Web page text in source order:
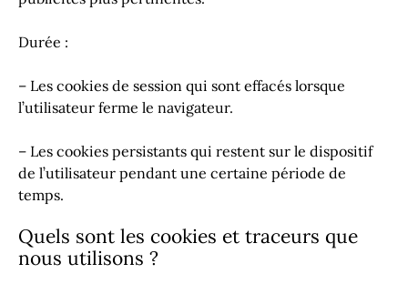
Durée :
– Les cookies de session qui sont effacés lorsque
l’utilisateur ferme le navigateur.
– Les cookies persistants qui restent sur le dispositif
de l’utilisateur pendant une certaine période de
temps.
Quels sont les cookies et traceurs que
nous utilisons ?